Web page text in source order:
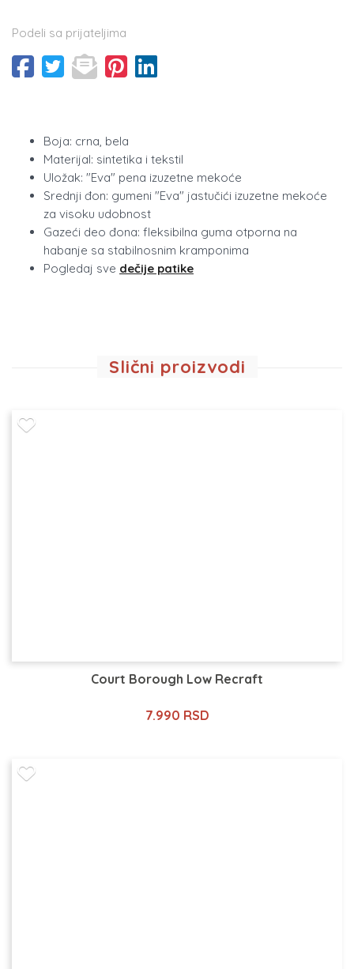
Podeli sa prijateljima
Boja: crna, bela
Materijal: sintetika i tekstil
Uložak: "Eva" pena izuzetne mekoće
Srednji đon: gumeni "Eva" jastučići izuzetne mekoće
za visoku udobnost
Gazeći deo đona: fleksibilna guma otporna na
habanje sa stabilnosnim kramponima
Pogledaj sve dečije patike
Slični proizvodi
Court Borough Low Recraft
7.990 RSD